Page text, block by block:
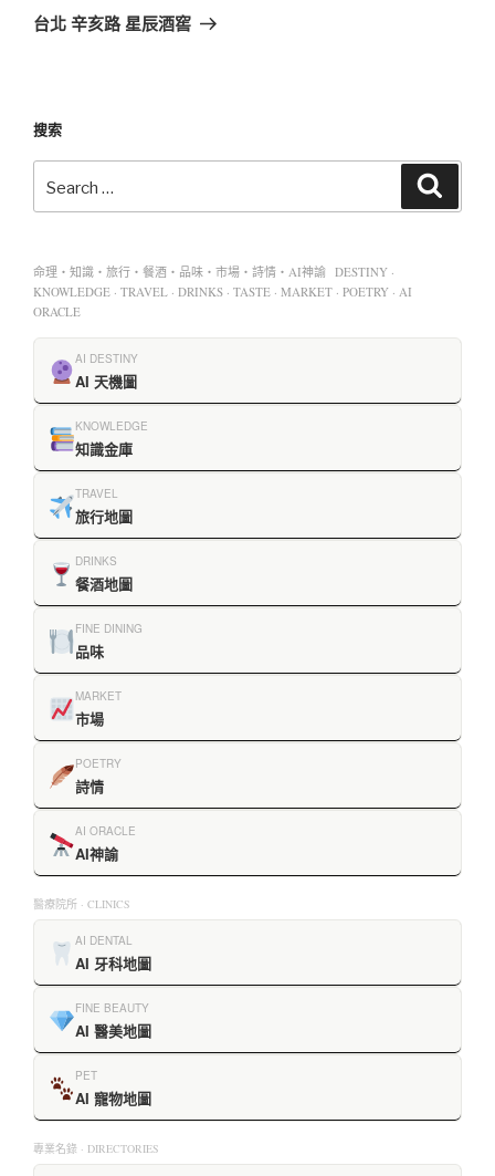
台北 辛亥路 星辰酒窖
搜索
命理・知識・旅行・餐酒・品味・市場・詩情・AI神諭 DESTINY ·
KNOWLEDGE · TRAVEL · DRINKS · TASTE · MARKET · POETRY · AI
ORACLE
AI DESTINY
AI 天機圖
KNOWLEDGE
知識金庫
TRAVEL
旅行地圖
DRINKS
餐酒地圖
FINE DINING
品味
MARKET
市場
POETRY
詩情
AI ORACLE
AI神諭
醫療院所 · CLINICS
AI DENTAL
AI 牙科地圖
FINE BEAUTY
AI 醫美地圖
PET
AI 寵物地圖
專業名錄 · DIRECTORIES